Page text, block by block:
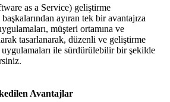
as a Service) geliştirme
ayıran tek bir avantajıza
müşteri ortamına ve
tasarlanarak, düzenli ve geliştirme
uygulamaları ile sürdürülebilir bir şekilde
Avantajlar